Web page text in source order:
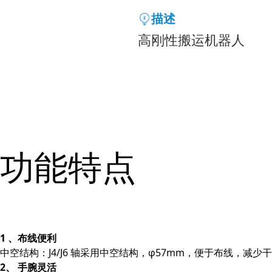
描述
高刚性搬运机器人
功能特点
1 、布线便利
中空结构：J4/J6 轴采用中空结构，φ57mm，便于布线，减少
2、 手腕灵活